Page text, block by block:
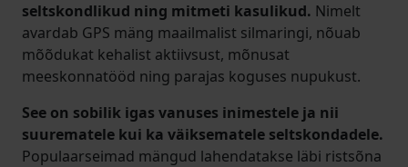
seltskondlikud ning mitmeti kasulikud. Nimelt
avardab GPS mäng maailmalist silmaringi, nõuab
mõõdukat kehalist aktiivsust, mõnusat
meeskonnatööd ning parajas koguses nupukust.
See on sobilik igas vanuses inimestele ja nii
suurematele kui ka väiksematele seltskondadele.
Populaarseimad mängud lahendatakse läbi ristsõna